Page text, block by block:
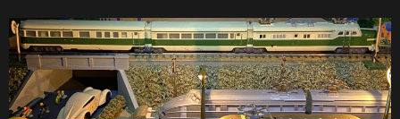
Inhalt
springen